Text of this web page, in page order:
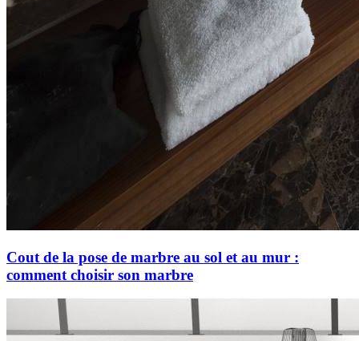
Cout de la pose de marbre au sol et au mur :
comment choisir son marbre